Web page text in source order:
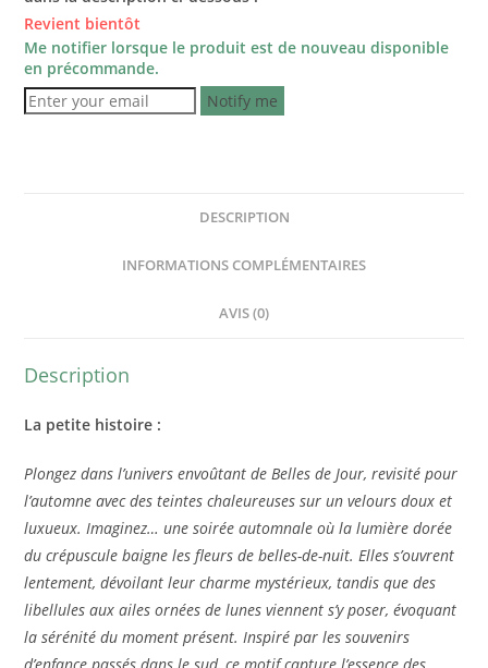
Revient bientôt
Me notifier lorsque le produit est de nouveau disponible
en précommande.
Notify me
DESCRIPTION
INFORMATIONS COMPLÉMENTAIRES
AVIS (0)
Description
La petite histoire :
Plongez dans l’univers envoûtant de Belles de Jour, revisité pour
l’automne avec des teintes chaleureuses sur un velours doux et
luxueux. Imaginez… une soirée automnale où la lumière dorée
du crépuscule baigne les fleurs de belles-de-nuit. Elles s’ouvrent
lentement, dévoilant leur charme mystérieux, tandis que des
libellules aux ailes ornées de lunes viennent s’y poser, évoquant
la sérénité du moment présent. Inspiré par les souvenirs